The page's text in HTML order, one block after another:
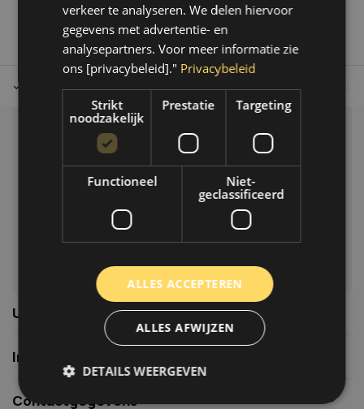
Tot 30 dagen retour sturen. Op werkdagen voor 14.00 uur
Klantenservice
Veelgestelde vragen
06-39119169
info@autoklusser.nl
Usefull links
Informatie
Contactgegevens
verkeer te analyseren. We delen hiervoor
gegevens met advertentie- en
analysepartners. Voor meer informatie zie
ons [privacybeleid]." Privacybeleid
Strikt
noodzakelijk
Prestatie Targeting
Functioneel
Niet-
geclassificeerd
ALLES ACCEPTEREN
ALLES AFWIJZEN
DETAILS WEERGEVEN